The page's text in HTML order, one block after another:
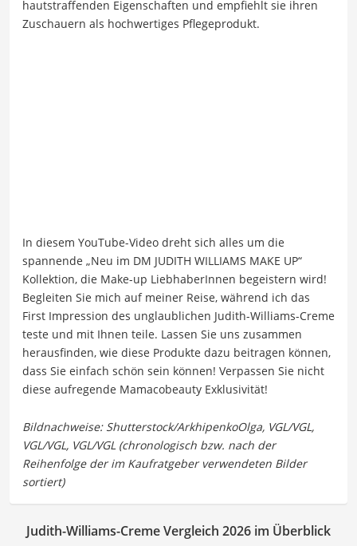
hautstraffenden Eigenschaften und empfiehlt sie ihren
Zuschauern als hochwertiges Pflegeprodukt.
In diesem YouTube-Video dreht sich alles um die
spannende „Neu im DM JUDITH WILLIAMS MAKE UP“
Kollektion, die Make-up LiebhaberInnen begeistern wird!
Begleiten Sie mich auf meiner Reise, während ich das
First Impression des unglaublichen Judith-Williams-Creme
teste und mit Ihnen teile. Lassen Sie uns zusammen
herausfinden, wie diese Produkte dazu beitragen können,
dass Sie einfach schön sein können! Verpassen Sie nicht
diese aufregende Mamacobeauty Exklusivität!
Judith-Williams-Creme Vergleich 2026 im Überblick